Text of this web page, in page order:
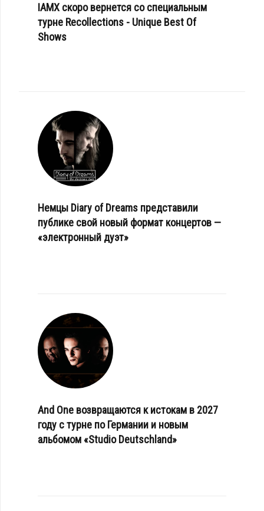
IAMX скоро вернется со специальным
турне Recollections - Unique Best Of
Shows
Немцы Diary of Dreams представили
публике свой новый формат концертов —
«электронный дуэт»
And One возвращаются к истокам в 2027
году с турне по Германии и новым
альбомом «Studio Deutschland»